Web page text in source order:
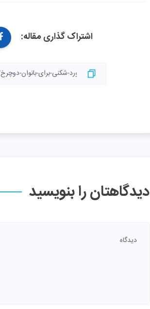
اشتراک گذاری مقاله:
دیدگاهتان را بنویسید